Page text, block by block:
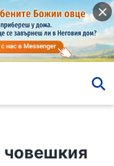
човешкия